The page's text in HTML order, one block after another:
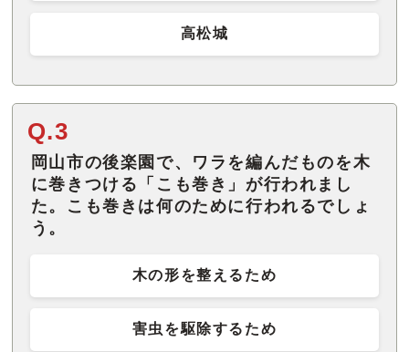
高松城
Q.3
岡山市の後楽園で、ワラを編んだものを木
に巻きつける「こも巻き」が行われまし
た。こも巻きは何のために行われるでしょ
う。
木の形を整えるため
害虫を駆除するため